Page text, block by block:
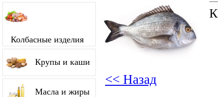
Колбасные изделия
Крупы и каши
Масла и жиры
<< Назад